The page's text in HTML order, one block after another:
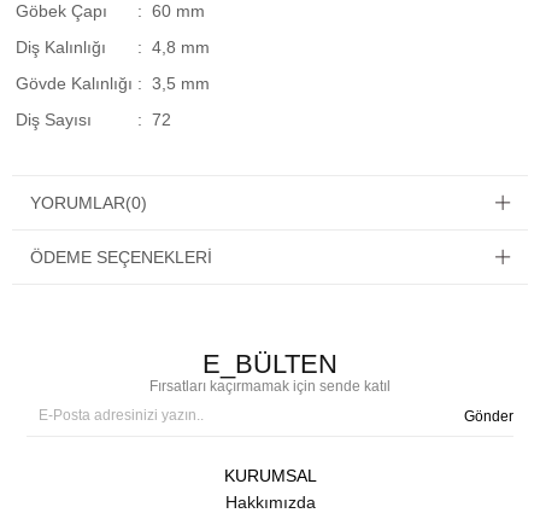
Göbek Çapı
: 60 mm
Diş Kalınlığı
: 4,8 mm
Gövde Kalınlığı : 3,5 mm
Diş Sayısı
: 72
YORUMLAR(0)
ÖDEME SEÇENEKLERI
E_BÜLTEN
Fırsatları kaçırmamak için sende katıl
Gönder
KURUMSAL
Hakkımızda